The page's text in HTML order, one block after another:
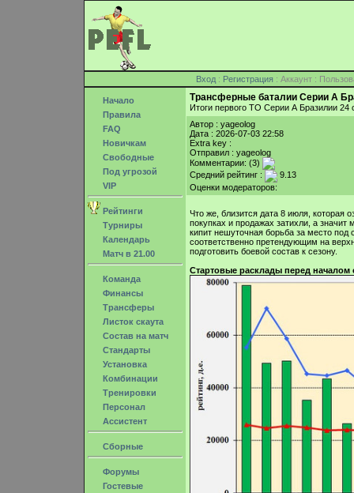
Вход : Регистрация : Аккаунт :
Начало
Правила
FAQ
Новичкам
Свободные
Под угрозой
VIP
Рейтинги
Турниры
Календарь
Матч в 21.00
Команда
Финансы
Трансферы
Листок скаута
Состав на матч
Стандарты
Установка
Комбинации
Тренировки
Персонал
Ассистент
Сборные
Форумы
Гостевые
Трансферные баталии Серии А
Итоги первого ТО Серии А Бразилии 24
Автор : yageolog
Дата : 2026-07-03 22:58
Extra key :
Отправил : yageolog
Комментарии: (3)
Средний рейтинг :
9.13
Оценки модераторов:
Что же, близится дата 8 июля, которая
покупках и продажах затихли, а
кипит нешуточная борьба за место
соответственно претендующим на
подготовить боевой состав к сезону.
Стартовые расклады перед началом